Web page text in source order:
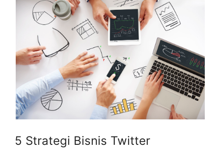
5 Strategi Bisnis Twitter